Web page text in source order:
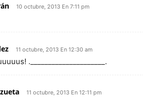
10 octubre, 2013 En 7:11 pm
11 octubre, 2013 En 12:30 am
._____________________.
11 octubre, 2013 En 12:11 pm